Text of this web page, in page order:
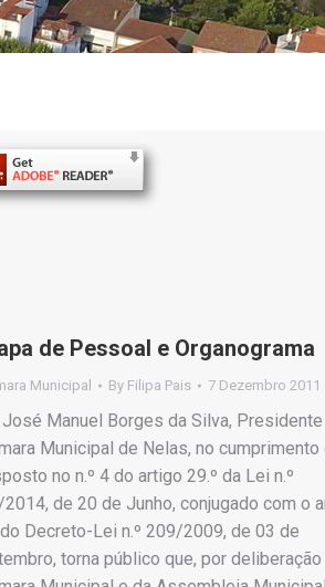
de Pessoal e Organograma
Municipal By Filipa Pais 7 Dezembro 2011
José Manuel Borges da Silva,
Municipal de Nelas, no cumprimento
no n.º 4 do artigo 29.º da Lei n.º
de 20 de Junho, conjugado com o
Decreto-Lei n.º 209/2009, de 03 de
torna público que, por deliberação